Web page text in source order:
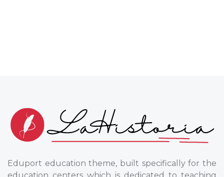
Eduport education theme, built specifically for the